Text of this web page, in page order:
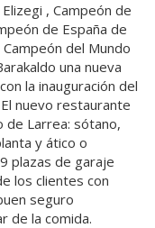
, Campeón de
de España de
Campeón del Mundo
una nueva
la inauguración del
nuevo restaurante
de Larrea: sótano,
y ático o
plazas de garaje
los clientes con
seguro
de la comida.